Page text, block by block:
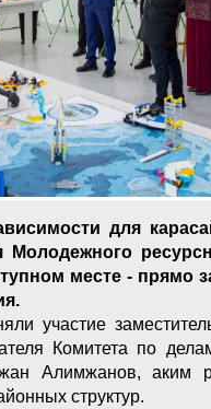
для
месте - прямо
участие
Комитета по
Алимжанов, аким
структур.